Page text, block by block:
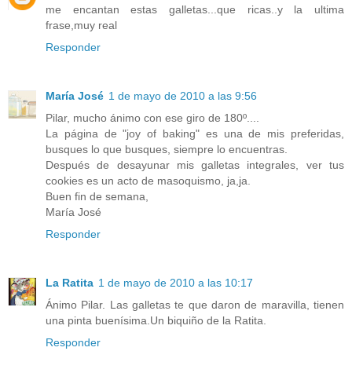
me encantan estas galletas...que ricas..y la ultima
frase,muy real
Responder
María José 1 de mayo de 2010 a las 9:56
Pilar, mucho ánimo con ese giro de 180º....
La página de "joy of baking" es una de mis preferidas,
busques lo que busques, siempre lo encuentras.
Después de desayunar mis galletas integrales, ver tus
cookies es un acto de masoquismo, ja,ja.
Buen fin de semana,
María José
Responder
La Ratita 1 de mayo de 2010 a las 10:17
Ánimo Pilar. Las galletas te que daron de maravilla, tienen
una pinta buenísima.Un biquiño de la Ratita.
Responder